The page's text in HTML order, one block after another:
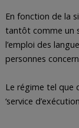
En fonction de la
tantôt comme un
l’emploi des
personnes
Le régime tel que
‘service